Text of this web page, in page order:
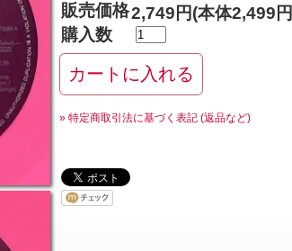
販売価格2,749円(本体2,499
購入数
» 特定商取引法に基づく表記 (返品など)